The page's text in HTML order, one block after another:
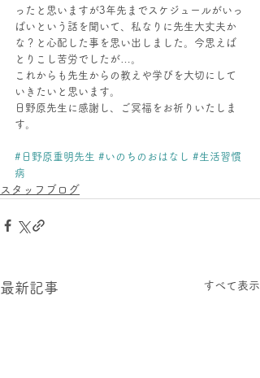
ったと思いますが3年先までスケジュールがいっ
ぱいという話を聞いて、私なりに先生大丈夫か
な？と心配した事を思い出しました。今思えば
とりこし苦労でしたが…。
これからも先生からの教えや学びを大切にして
いきたいと思います。
日野原先生に感謝し、ご冥福をお祈りいたしま
す。
#日野原重明先生 #いのちのおはなし #生活習慣
病
スタッフブログ
最新記事 すべて表示